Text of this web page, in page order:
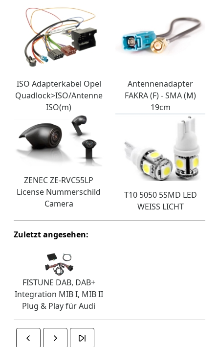
ISO Adapterkabel Opel
Quadlock>ISO/Antenne
ISO(m)
Antennenadapter
FAKRA (F) - SMA (M)
19cm
ZENEC ZE-RVC55LP
License Nummerschild
Camera
T10 5050 5SMD LED
WEISS LICHT
Zuletzt angesehen:
FISTUNE DAB, DAB+
Integration MIB I, MIB II
Plug & Play für Audi